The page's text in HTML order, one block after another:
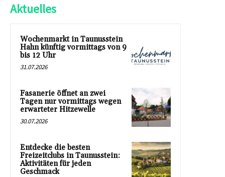
Aktuelles
Wochenmarkt in Taunusstein
Hahn künftig vormittags von 9
bis 12 Uhr
31.07.2026
Fasanerie öffnet an zwei
Tagen nur vormittags wegen
erwarteter Hitzewelle
30.07.2026
Entdecke die besten
Freizeitclubs in Taunusstein:
Aktivitäten für jeden
Geschmack